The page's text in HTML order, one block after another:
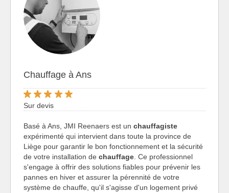
Chauffage à Ans
Sur devis
Basé à Ans, JMI Reenaers est un chauffagiste
expérimenté qui intervient dans toute la province de
Liège pour garantir le bon fonctionnement et la sécurité
de votre installation de chauffage . Ce professionnel
s'engage à offrir des solutions fiables pour prévenir les
pannes en hiver et assurer la pérennité de votre
système de chauffe, qu'il s'agisse d'un logement privé